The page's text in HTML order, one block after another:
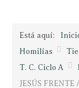
Está aquí:
Homilías
T. C. Ciclo A
JESÚS FRENTE